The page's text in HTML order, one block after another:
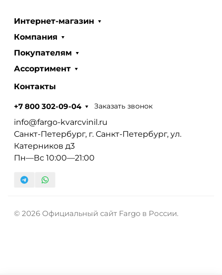
Интернет-магазин
Компания
Покупателям
Ассортимент
Контакты
+7 800 302-09-04 Заказать звонок
info@fargo-kvarcvinil.ru
Санкт-Петербург, г. Санкт-Петербург, ул.
Катерников д3
Пн—Вс 10:00—21:00
© 2026 Официальный сайт Fargo в России.